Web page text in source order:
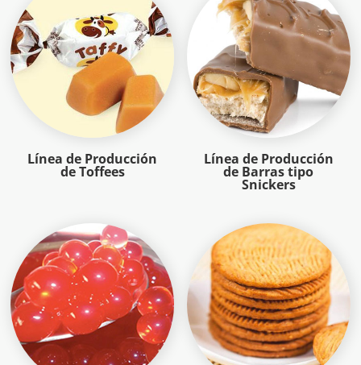
Línea de Producción
de Toffees
Línea de Producción
de Barras tipo
Snickers